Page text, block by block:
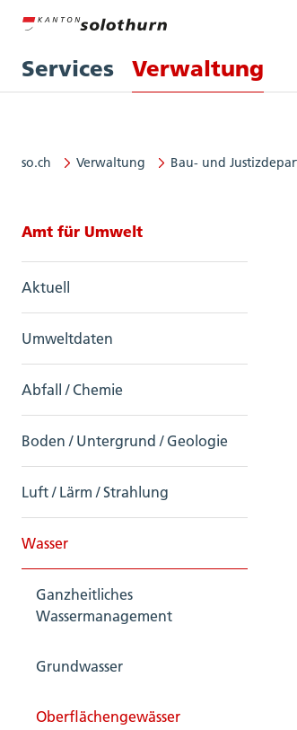
Services Verwaltung
so.ch Verwaltung Bau- und
Seitennavigation: Amt
Amt für Umwelt
Aktuell
Umweltdaten
Abfall / Chemie
Boden / Untergrund / Geologie
Luft / Lärm / Strahlung
Wasser
Ganzheitliches
Wassermanagement
Grundwasser
Oberflächengewässer